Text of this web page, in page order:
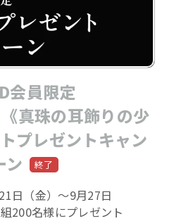
会員限定
《真珠の耳飾りの少
プレゼントキャン
ン
日（金）～9月27日
200名様にプレゼント